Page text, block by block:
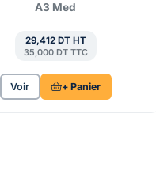
A3 Med
29,412 DT HT
35,000 DT TTC
Voir + Panier